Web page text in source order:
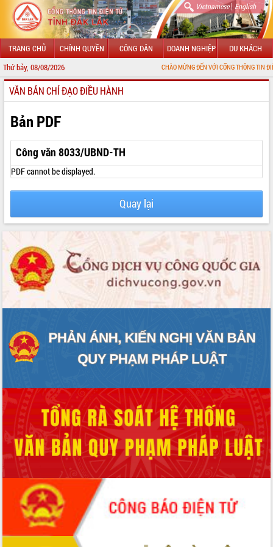
Vietnamese| English
TRANG CHỦ CHÍNH QUYỀN CÔNG DÂN DOANH NGHIỆP DU KHÁCH
Thứ bảy, 08/08/2026 CHÀO MỪNG ĐẾN VỚI CỔNG THÔNG TIN ĐIỆN TỬ TỈNH
GIỚI THIỆU
LÃNH ĐẠO UBND TỈNH
TIN TỨC SỰ KIỆN
SỞ, BAN, NGÀNH
UBND CÁC XÃ, PHƯỜNG
THÔNG TIN CHỈ ĐẠO ĐIỀU HÀNH
VĂN BẢN HĐND TỈNH
ĐIỂM TIN VĂN BẢN
VĂN BẢN CHỈ ĐẠO ĐIỀU HÀNH
Bản PDF
Công văn 8033/UBND-TH
PDF cannot be displayed.
Quay lại